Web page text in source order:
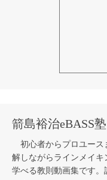
箭島裕治eBASS塾
初心者からプロユース
解しながらラインメイ
学べる教則動画集です。